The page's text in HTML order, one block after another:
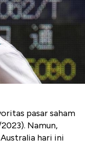
pasar saham
Namun,
hari ini